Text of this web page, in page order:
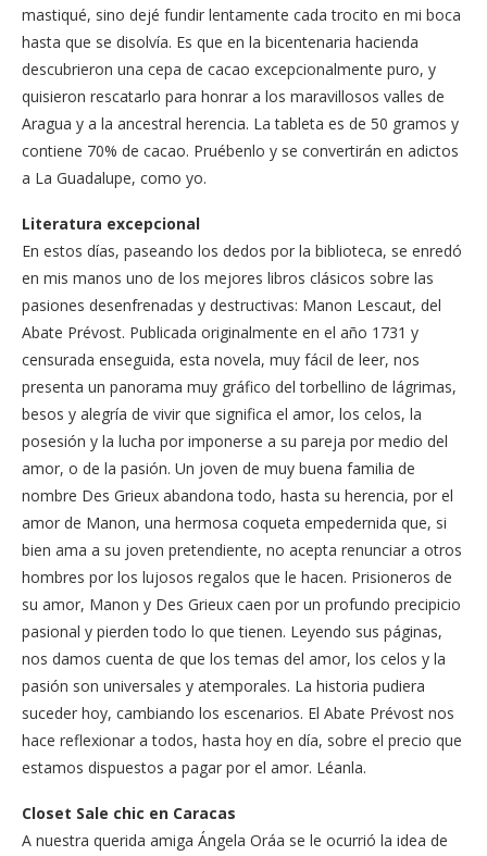
mastiqué, sino dejé fundir lentamente cada trocito en mi boca
hasta que se disolvía. Es que en la bicentenaria hacienda
descubrieron una cepa de cacao excepcionalmente puro, y
quisieron rescatarlo para honrar a los maravillosos valles de
Aragua y a la ancestral herencia. La tableta es de 50 gramos y
contiene 70% de cacao. Pruébenlo y se convertirán en adictos
a La Guadalupe, como yo.
Literatura excepcional
En estos días, paseando los dedos por la biblioteca, se enredó
en mis manos uno de los mejores libros clásicos sobre las
pasiones desenfrenadas y destructivas: Manon Lescaut, del
Abate Prévost. Publicada originalmente en el año 1731 y
censurada enseguida, esta novela, muy fácil de leer, nos
presenta un panorama muy gráfico del torbellino de lágrimas,
besos y alegría de vivir que significa el amor, los celos, la
posesión y la lucha por imponerse a su pareja por medio del
amor, o de la pasión. Un joven de muy buena familia de
nombre Des Grieux abandona todo, hasta su herencia, por el
amor de Manon, una hermosa coqueta empedernida que, si
bien ama a su joven pretendiente, no acepta renunciar a otros
hombres por los lujosos regalos que le hacen. Prisioneros de
su amor, Manon y Des Grieux caen por un profundo precipicio
pasional y pierden todo lo que tienen. Leyendo sus páginas,
nos damos cuenta de que los temas del amor, los celos y la
pasión son universales y atemporales. La historia pudiera
suceder hoy, cambiando los escenarios. El Abate Prévost nos
hace reflexionar a todos, hasta hoy en día, sobre el precio que
estamos dispuestos a pagar por el amor. Léanla.
Closet Sale chic en Caracas
A nuestra querida amiga Ángela Oráa se le ocurrió la idea de